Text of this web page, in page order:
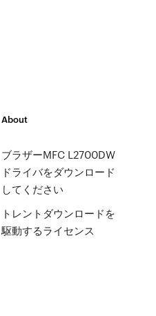
About
ブラザーMFC L2700DW
ドライバをダウンロード
してください
トレントダウンロードを
駆動するライセンス